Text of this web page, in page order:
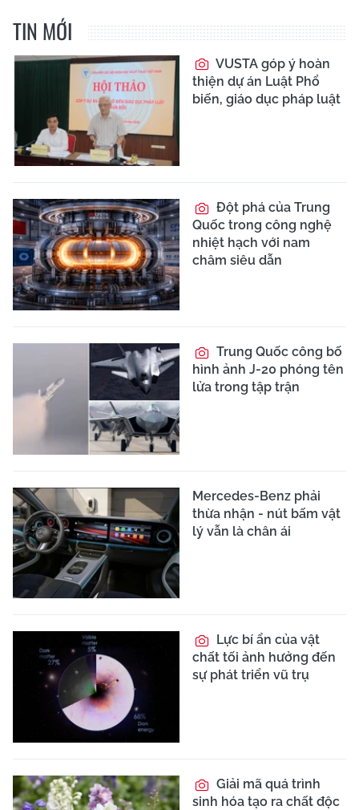
TIN MỚI
VUSTA góp ý hoàn
thiện dự án Luật Phổ
biến, giáo dục pháp luật
Đột phá của Trung
Quốc trong công nghệ
nhiệt hạch với nam
châm siêu dẫn
Trung Quốc công bố
hình ảnh J-20 phóng tên
lửa trong tập trận
Mercedes-Benz phải
thừa nhận - nút bấm vật
lý vẫn là chân ái
Lực bí ẩn của vật
chất tối ảnh hưởng đến
sự phát triển vũ trụ
Giải mã quá trình
sinh hóa tạo ra chất độc